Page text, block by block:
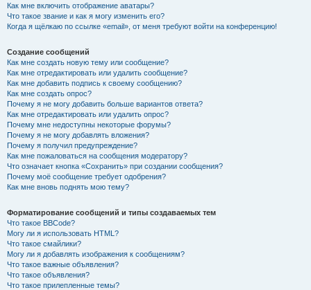
Как мне включить отображение аватары?
Что такое звание и как я могу изменить его?
Когда я щёлкаю по ссылке «email», от меня требуют войти на конференцию!
Создание сообщений
Как мне создать новую тему или сообщение?
Как мне отредактировать или удалить сообщение?
Как мне добавить подпись к своему сообщению?
Как мне создать опрос?
Почему я не могу добавить больше вариантов ответа?
Как мне отредактировать или удалить опрос?
Почему мне недоступны некоторые форумы?
Почему я не могу добавлять вложения?
Почему я получил предупреждение?
Как мне пожаловаться на сообщения модератору?
Что означает кнопка «Сохранить» при создании сообщения?
Почему моё сообщение требует одобрения?
Как мне вновь поднять мою тему?
Форматирование сообщений и типы создаваемых тем
Что такое BBCode?
Могу ли я использовать HTML?
Что такое смайлики?
Могу ли я добавлять изображения к сообщениям?
Что такое важные объявления?
Что такое объявления?
Что такое прилепленные темы?